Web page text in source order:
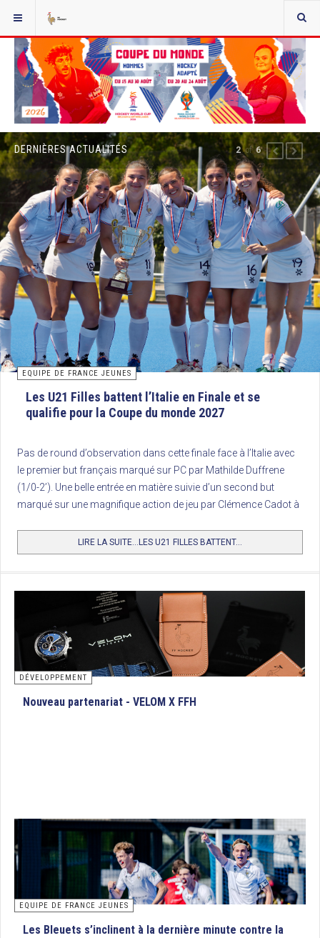
DERNIÈRES ACTUALITÉS
EQUIPE DE FRANCE JEUNES
Les U21 Filles battent l’Italie en Finale et se
qualifie pour la Coupe du monde 2027
Pas de round d’observation dans cette finale face à l’Italie avec
le premier but français marqué sur PC par Mathilde Duffrene
(1/0-2’). Une belle entrée en matière suivie d’un second but
marqué sur une magnifique action de jeu par Clémence Cadot à
LIRE LA SUITE...LES U21 FILLES BATTENT...
2of6 PREVIOUS
NEXT
DÉVELOPPEMENT
Nouveau partenariat - VELOM X FFH
EQUIPE DE FRANCE JEUNES
Les Bleuets s’inclinent à la dernière minute contre la